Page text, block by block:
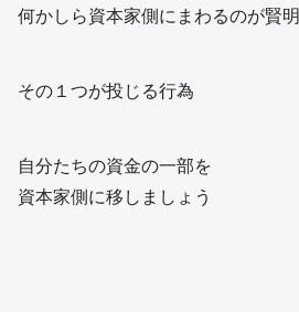
何かしら資本家側にまわるのが賢明
その１つが投じる行為
自分たちの資金の一部を
資本家側に移しましょう